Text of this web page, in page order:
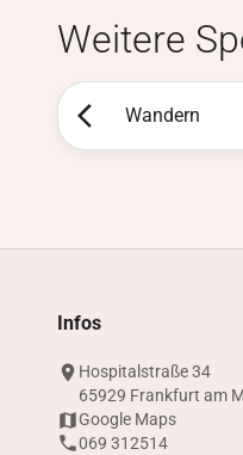
Weitere
Wandern
Infos
Hospitalstraße 34
65929 Frankfurt am
Google Maps
069 312514